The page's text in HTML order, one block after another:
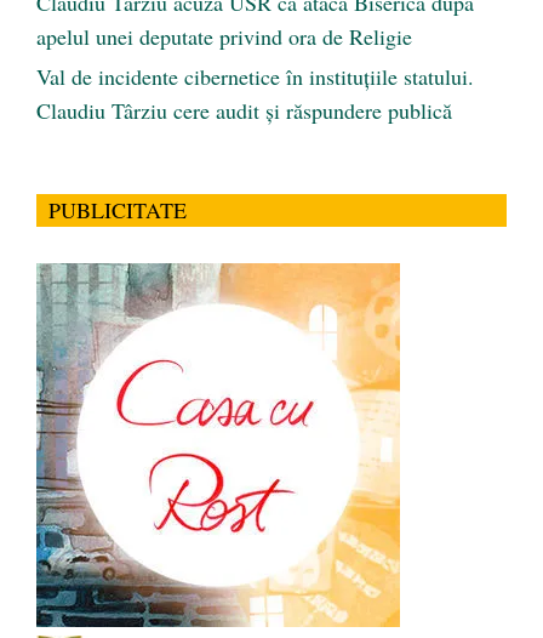
apelul unei deputate privind ora de Religie
Val de incidente cibernetice în instituțiile statului.
Claudiu Târziu cere audit și răspundere publică
PUBLICITATE